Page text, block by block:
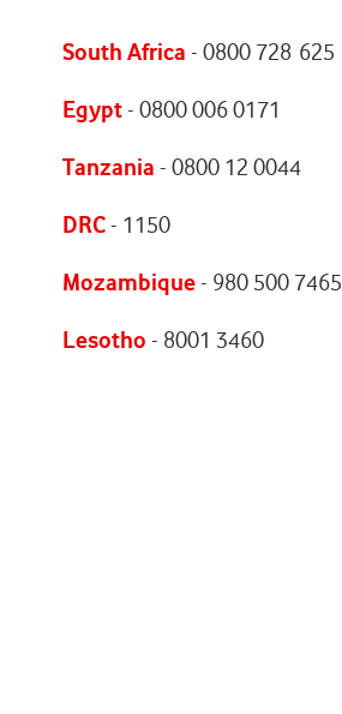
South Africa - 0800 728 625
Egypt- 0800 006 0171
Tanzania - 0800 12 0044
DRC- 1150
Mozambique- 980 500 7465
Lesotho - 8001 3460